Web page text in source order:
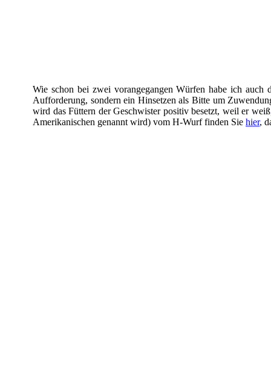
Wie schon bei zwei vorangegangen Würfen habe ich
Aufforderung, sondern ein Hinsetzen als Bitte um
wird das Füttern der Geschwister positiv besetzt, weil er
Amerikanischen genannt wird) vom H-Wurf finden Sie hier,